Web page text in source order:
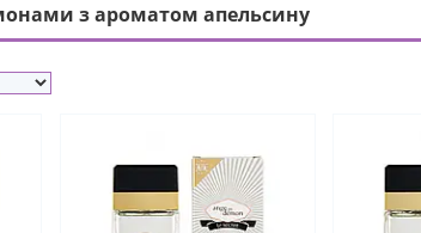
з ароматом апельсину